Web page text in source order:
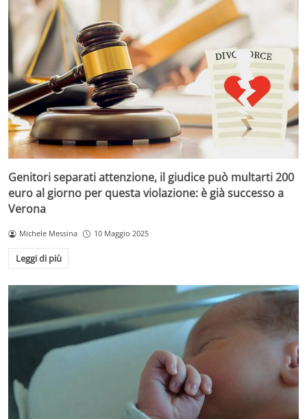
Genitori separati attenzione, il giudice può multarti 200
euro al giorno per questa violazione: è già successo a
Verona
Michele Messina 10 Maggio 2025
Leggi di più